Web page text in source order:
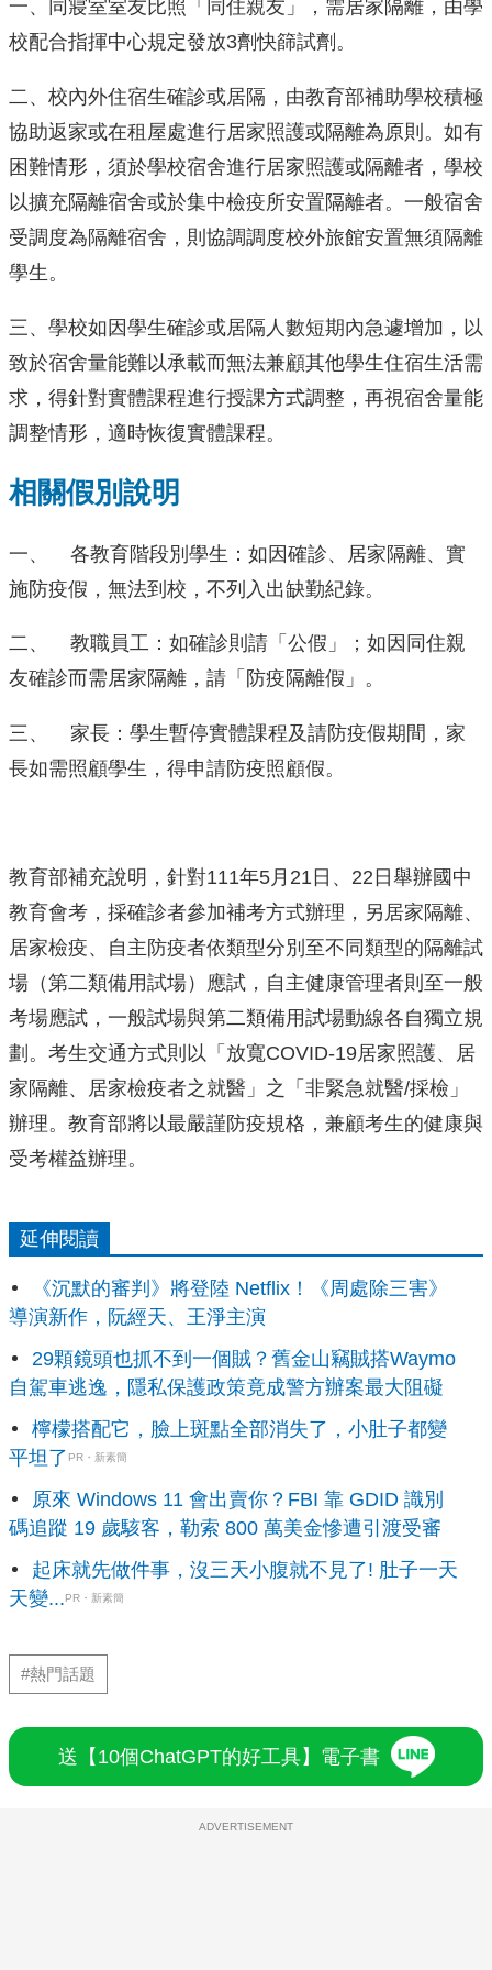
一、同寢室室友比照「同住親友」，需居家隔離，由學
校配合指揮中心規定發放3劑快篩試劑。
二、校內外住宿生確診或居隔，由教育部補助學校積極
協助返家或在租屋處進行居家照護或隔離為原則。如有
困難情形，須於學校宿舍進行居家照護或隔離者，學校
以擴充隔離宿舍或於集中檢疫所安置隔離者。一般宿舍
受調度為隔離宿舍，則協調調度校外旅館安置無須隔離
學生。
三、學校如因學生確診或居隔人數短期內急遽增加，以
致於宿舍量能難以承載而無法兼顧其他學生住宿生活需
求，得針對實體課程進行授課方式調整，再視宿舍量能
調整情形，適時恢復實體課程。
相關假別說明
一、 各教育階段別學生：如因確診、居家隔離、實
施防疫假，無法到校，不列入出缺勤紀錄。
二、 教職員工：如確診則請「公假」；如因同住親
友確診而需居家隔離，請「防疫隔離假」。
三、 家長：學生暫停實體課程及請防疫假期間，家
長如需照顧學生，得申請防疫照顧假。
教育部補充說明，針對111年5月21日、22日舉辦國中
教育會考，採確診者參加補考方式辦理，另居家隔離、
居家檢疫、自主防疫者依類型分別至不同類型的隔離試
場（第二類備用試場）應試，自主健康管理者則至一般
考場應試，一般試場與第二類備用試場動線各自獨立規
劃。考生交通方式則以「放寬COVID-19居家照護、居
家隔離、居家檢疫者之就醫」之「非緊急就醫/採檢」
辦理。教育部將以最嚴謹防疫規格，兼顧考生的健康與
受考權益辦理。
延伸閱讀
《沉默的審判》將登陸 Netflix！《周處除三害》
導演新作，阮經天、王淨主演
29顆鏡頭也抓不到一個賊？舊金山竊賊搭Waymo
自駕車逃逸，隱私保護政策竟成警方辦案最大阻礙
檸檬搭配它，臉上斑點全部消失了，小肚子都變
平坦了 PR・新素簡
原來 Windows 11 會出賣你？FBI 靠 GDID 識別
碼追蹤 19 歲駭客，勒索 800 萬美金慘遭引渡受審
起床就先做件事，沒三天小腹就不見了! 肚子一天
天變...PR・新素簡
#熱門話題
送【10個ChatGPT的好工具】電子書
ADVERTISEMENT